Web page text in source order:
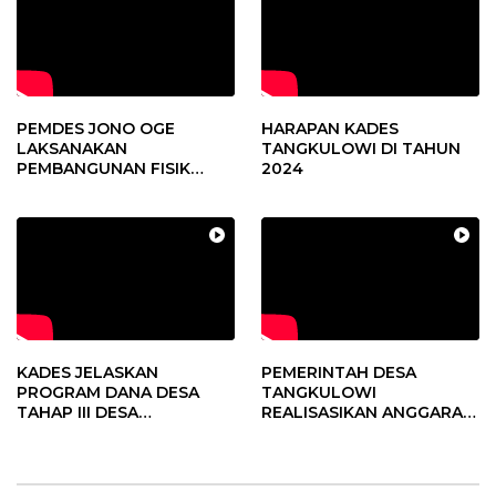
PEMDES JONO OGE
LAKSANAKAN
PEMBANGUNAN FISIK
HARAPAN KADES
TANGKULOWI DI TAHUN
2024
KADES JELASKAN
PROGRAM DANA DESA
TAHAP III DESA
PEMERINTAH DESA
TANGKULOWI
REALISASIKAN ANGGARAN